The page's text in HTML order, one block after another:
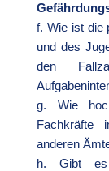
f. Wie ist die
und des
den
g. Wie
Fachkräfte
anderen
h. Gibt es